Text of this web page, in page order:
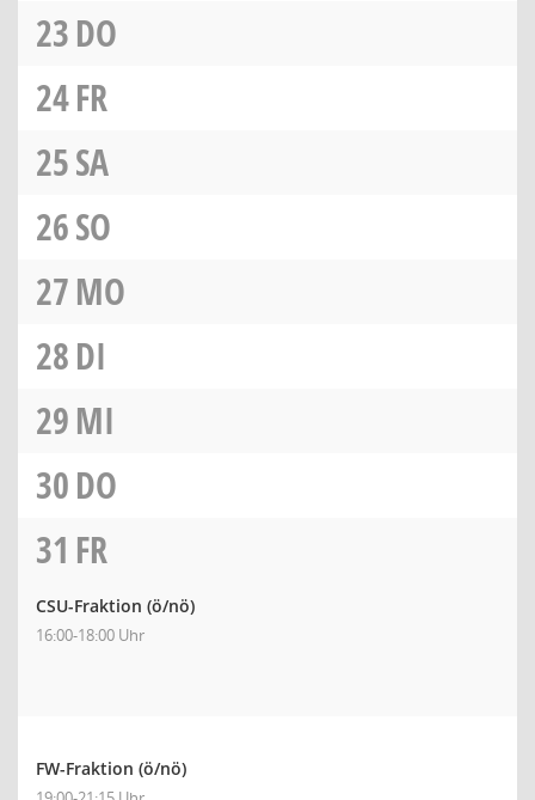
23DO
24FR
25SA
26SO
27MO
28DI
29MI
30DO
31 FR
CSU-Fraktion (ö/nö)
16:00-18:00 Uhr
FW-Fraktion (ö/nö)